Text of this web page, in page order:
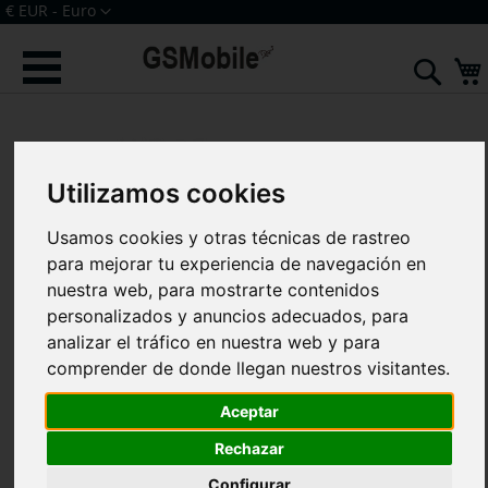
Utilizamos cookies
Usamos cookies y otras técnicas de rastreo
para mejorar tu experiencia de navegación en
nuestra web, para mostrarte contenidos
personalizados y anuncios adecuados, para
analizar el tráfico en nuestra web y para
comprender de donde llegan nuestros visitantes.
Aceptar
Rechazar
Ir
al
contenido
Moneda
€ EUR - Euro
final
imágenes